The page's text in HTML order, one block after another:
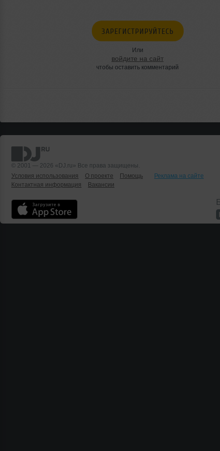
ЗАРЕГИСТРИРУЙТЕСЬ
Или
войдите на сайт
чтобы оставить комментарий
© 2001 — 2026 «DJ.ru» Все права защищены.
Условия использования
О проекте Помощь
Реклама на сайте
Контактная информация
Вакансии